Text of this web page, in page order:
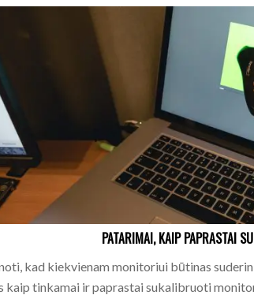
PATARIMAI, KAIP PAPRASTAI
kad kiekvienam monitoriui būtinas
kaip tinkamai ir paprastai sukalibruoti